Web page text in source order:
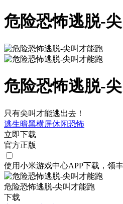
危险恐怖逃脱-
危险恐怖逃脱-
只有尖叫才能逃出去！
逃生暗黑横屏休闲恐怖
立即下载
官方正版
使用小米游戏中心APP下载 ，领
危险恐怖逃脱-尖叫才能跑
下载